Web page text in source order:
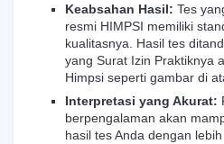
Keabsahan Hasil: Tes
resmi HIMPSI memiliki
kualitasnya. Hasil tes
yang Surat Izin Praktiknya
Himpsi seperti gambar di
Interpretasi yang Akurat:
berpengalaman akan
hasil tes Anda dengan lebih